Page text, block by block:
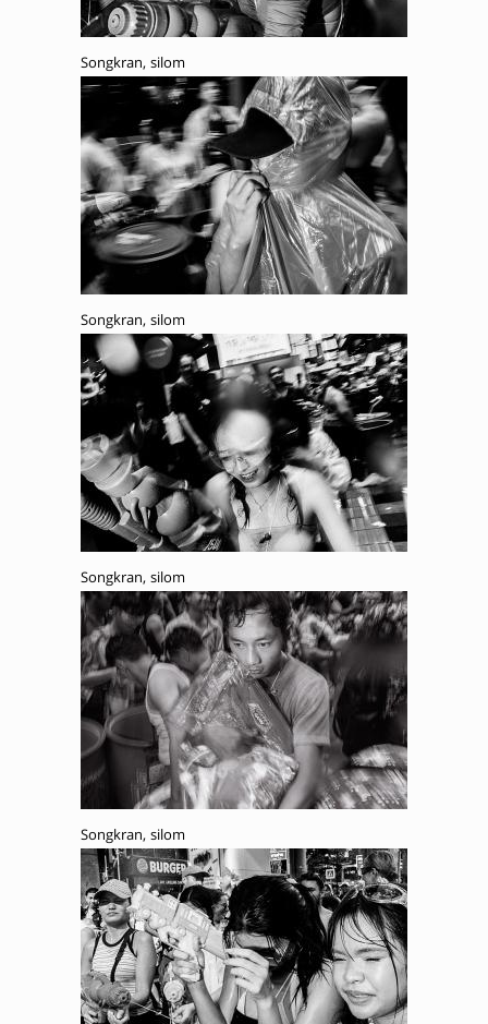
Songkran, silom
Songkran, silom
Songkran, silom
Songkran, silom